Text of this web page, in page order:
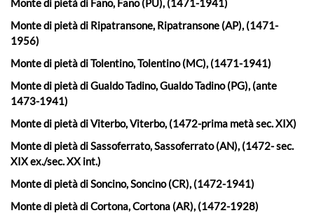
Monte di pietà di Fano, Fano (PU), (1471-1941)
Monte di pietà di Ripatransone, Ripatransone (AP), (1471-
1956)
Monte di pietà di Tolentino, Tolentino (MC), (1471-1941)
Monte di pietà di Gualdo Tadino, Gualdo Tadino (PG), (ante
1473-1941)
Monte di pietà di Viterbo, Viterbo, (1472-prima metà sec. XIX)
Monte di pietà di Sassoferrato, Sassoferrato (AN), (1472- sec.
XIX ex./sec. XX int.)
Monte di pietà di Soncino, Soncino (CR), (1472-1941)
Monte di pietà di Cortona, Cortona (AR), (1472-1928)